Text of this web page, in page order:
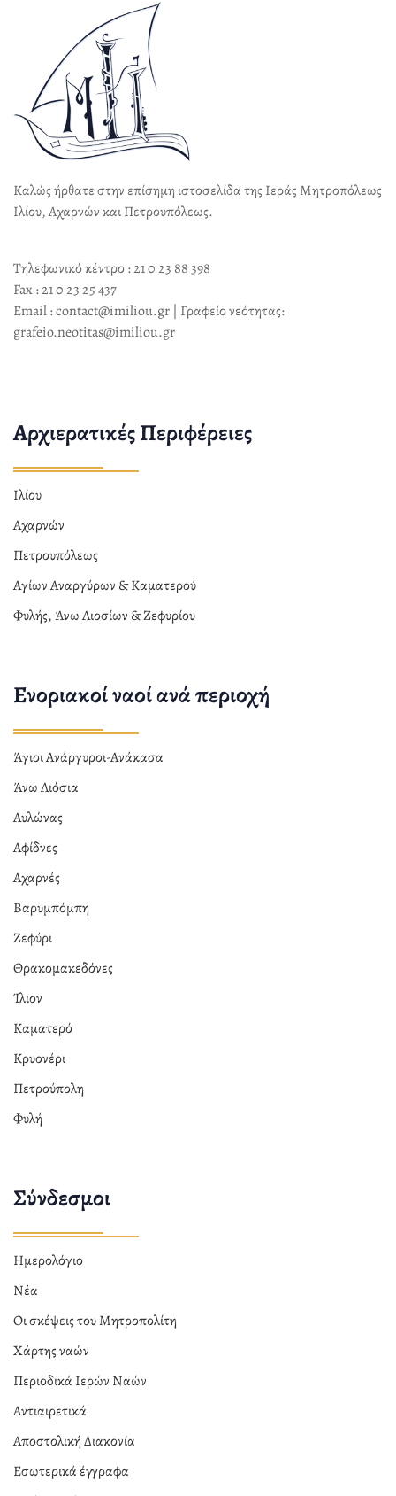
Καλώς ήρθατε στην επίσημη ιστοσελίδα της Ιεράς Μητροπόλεως
Ιλίου, Αχαρνών και Πετρουπόλεως.
Τηλεφωνικό κέντρο : 21 0 23 88 398
Fax : 21 0 23 25 437
Email : contact@imiliou.gr | Γραφείο νεότητας:
grafeio.neotitas@imiliou.gr
Αρχιερατικές Περιφέρειες
Ιλίου
Αχαρνών
Πετρουπόλεως
Αγίων Αναργύρων & Καματερού
Φυλής, Άνω Λιοσίων & Ζεφυρίου
Ενοριακοί ναοί ανά περιοχή
Άγιοι Ανάργυροι-Ανάκασα
Άνω Λιόσια
Αυλώνας
Αφίδνες
Αχαρνές
Βαρυμπόμπη
Ζεφύρι
Θρακομακεδόνες
Ίλιον
Καματερό
Κρυονέρι
Πετρούπολη
Φυλή
Σύνδεσμοι
Ημερολόγιο
Νέα
Οι σκέψεις του Μητροπολίτη
Χάρτης ναών
Περιοδικά Ιερών Ναών
Αντιαιρετικά
Αποστολική Διακονία
Εσωτερικά έγγραφα